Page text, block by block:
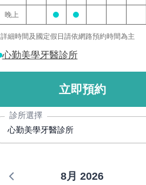
晚上
細時間及國定假日請依網路預約時間為主
心勤美學牙醫診所
立即預約
診所選擇
心勤美學牙醫診所
8月 2026